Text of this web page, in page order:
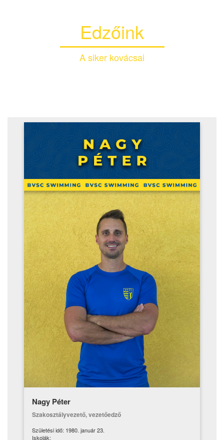
Edzőink
A siker kovácsai
Nagy Péter
Szakosztályvezető, vezetőedző
Születési idő: 1980. január 23.
Iskolák: